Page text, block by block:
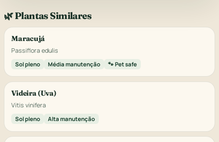
🌿 Plantas Similares
Maracujá
Passiflora edulis
Sol pleno Média manutenção 🐾 Pet safe
Videira (Uva)
Vitis vinifera
Sol pleno Alta manutenção